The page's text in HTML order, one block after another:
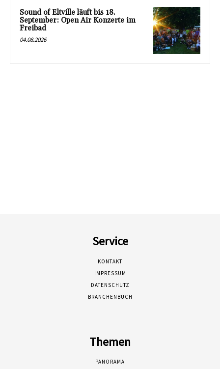
Sound of Eltville läuft bis 18.
September: Open Air Konzerte im
Freibad
04.08.2026
Service
KONTAKT
IMPRESSUM
DATENSCHUTZ
BRANCHENBUCH
Themen
PANORAMA